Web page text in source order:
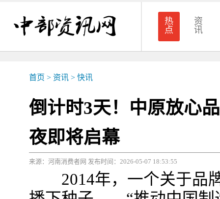
热
点
资
讯
首页 > 资讯 > 快讯
倒计时3天！中原放心
夜即将启幕
来源：河南消费者网 发布时间：2026-05-07 18:53:55
2014年，一个关于品